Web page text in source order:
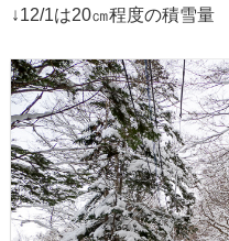
↓12/1は20㎝程度の積雪量